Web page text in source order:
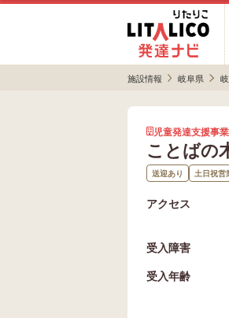
施設情報 岐阜県
児童発達支援事
ことばの
送迎あり 土日祝営
アクセス
受入障害
受入年齢